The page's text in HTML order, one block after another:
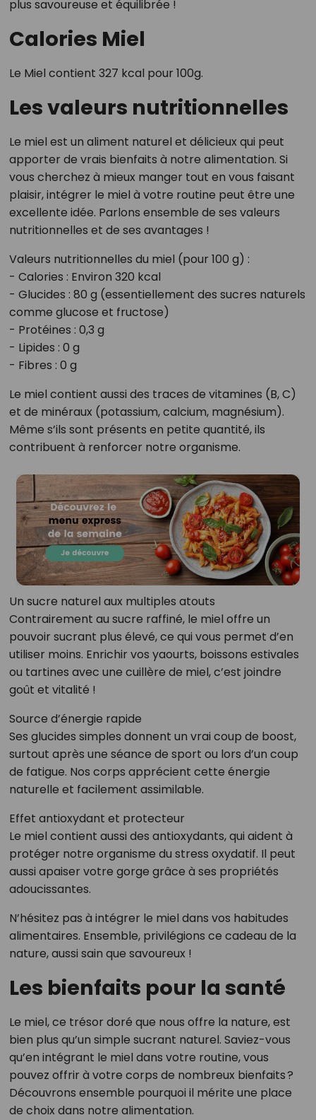
plus savoureuse et équilibrée !
Calories Miel
Le Miel contient 327 kcal pour 100g.
Les valeurs nutritionnelles
Le miel est un aliment naturel et délicieux qui peut
apporter de vrais bienfaits à notre alimentation. Si
vous cherchez à mieux manger tout en vous faisant
plaisir, intégrer le miel à votre routine peut être une
excellente idée. Parlons ensemble de ses valeurs
nutritionnelles et de ses avantages !
Valeurs nutritionnelles du miel (pour 100 g) :
- Calories : Environ 320 kcal
- Glucides : 80 g (essentiellement des sucres naturels
comme glucose et fructose)
- Protéines : 0,3 g
- Lipides : 0 g
- Fibres : 0 g
Le miel contient aussi des traces de vitamines (B, C)
et de minéraux (potassium, calcium, magnésium).
Même s’ils sont présents en petite quantité, ils
contribuent à renforcer notre organisme.
Un sucre naturel aux multiples atouts
Contrairement au sucre raffiné, le miel offre un
pouvoir sucrant plus élevé, ce qui vous permet d’en
utiliser moins. Enrichir vos yaourts, boissons estivales
ou tartines avec une cuillère de miel, c’est joindre
goût et vitalité !
Source d’énergie rapide
Ses glucides simples donnent un vrai coup de boost,
surtout après une séance de sport ou lors d’un coup
de fatigue. Nos corps apprécient cette énergie
naturelle et facilement assimilable.
Effet antioxydant et protecteur
Le miel contient aussi des antioxydants, qui aident à
protéger notre organisme du stress oxydatif. Il peut
aussi apaiser votre gorge grâce à ses propriétés
adoucissantes.
N’hésitez pas à intégrer le miel dans vos habitudes
alimentaires. Ensemble, privilégions ce cadeau de la
nature, aussi sain que savoureux !
Les bienfaits pour la santé
Le miel, ce trésor doré que nous offre la nature, est
bien plus qu’un simple sucrant naturel. Saviez-vous
qu’en intégrant le miel dans votre routine, vous
pouvez offrir à votre corps de nombreux bienfaits ?
Découvrons ensemble pourquoi il mérite une place
de choix dans notre alimentation.